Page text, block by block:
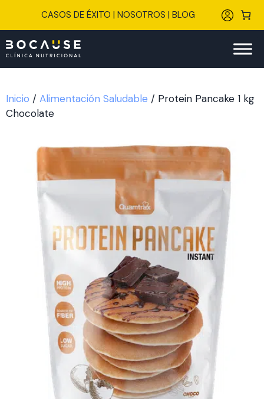
CASOS DE ÉXITO | NOSOTROS | BLOG
Inicio / Alimentación Saludable / Protein Pancake 1 kg
Chocolate